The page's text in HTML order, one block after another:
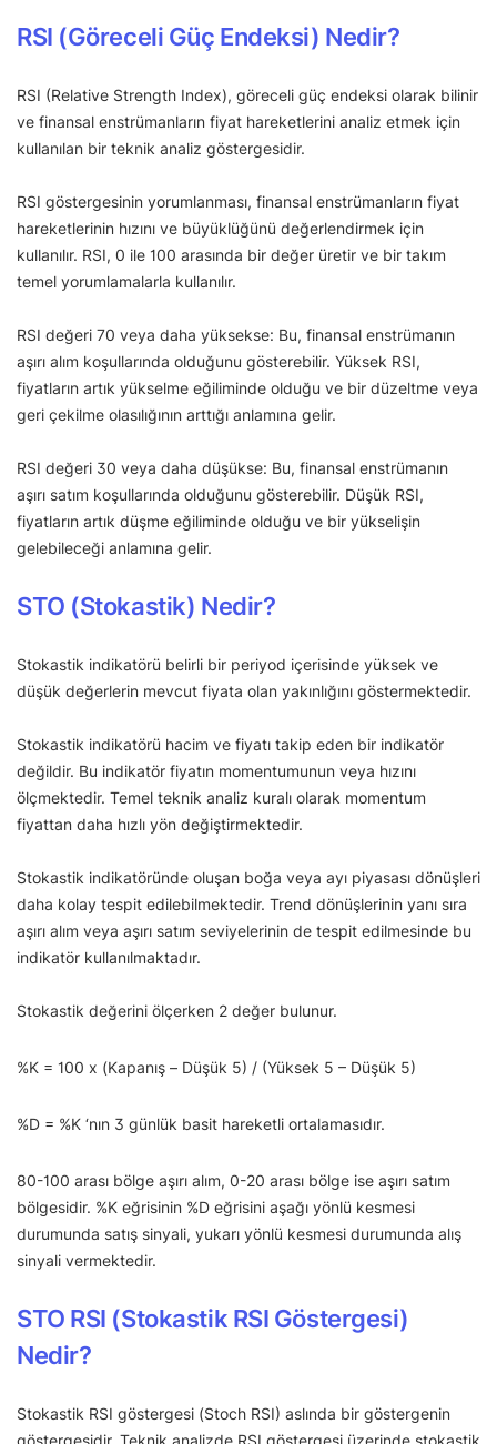
RSI (Göreceli Güç Endeksi) Nedir?
RSI (Relative Strength Index), göreceli güç endeksi olarak bilinir
ve finansal enstrümanların fiyat hareketlerini analiz etmek için
kullanılan bir teknik analiz göstergesidir.
RSI göstergesinin yorumlanması, finansal enstrümanların fiyat
hareketlerinin hızını ve büyüklüğünü değerlendirmek için
kullanılır. RSI, 0 ile 100 arasında bir değer üretir ve bir takım
temel yorumlamalarla kullanılır.
RSI değeri 70 veya daha yüksekse: Bu, finansal enstrümanın
aşırı alım koşullarında olduğunu gösterebilir. Yüksek RSI,
fiyatların artık yükselme eğiliminde olduğu ve bir düzeltme veya
geri çekilme olasılığının arttığı anlamına gelir.
RSI değeri 30 veya daha düşükse: Bu, finansal enstrümanın
aşırı satım koşullarında olduğunu gösterebilir. Düşük RSI,
fiyatların artık düşme eğiliminde olduğu ve bir yükselişin
gelebileceği anlamına gelir.
STO (Stokastik) Nedir?
Stokastik indikatörü belirli bir periyod içerisinde yüksek ve
düşük değerlerin mevcut fiyata olan yakınlığını göstermektedir.
Stokastik indikatörü hacim ve fiyatı takip eden bir indikatör
değildir. Bu indikatör fiyatın momentumunun veya hızını
ölçmektedir. Temel teknik analiz kuralı olarak momentum
fiyattan daha hızlı yön değiştirmektedir.
Stokastik indikatöründe oluşan boğa veya ayı piyasası dönüşleri
daha kolay tespit edilebilmektedir. Trend dönüşlerinin yanı sıra
aşırı alım veya aşırı satım seviyelerinin de tespit edilmesinde bu
indikatör kullanılmaktadır.
Stokastik değerini ölçerken 2 değer bulunur.
%K = 100 x (Kapanış – Düşük 5) / (Yüksek 5 – Düşük 5)
%D = %K ‘nın 3 günlük basit hareketli ortalamasıdır.
80-100 arası bölge aşırı alım, 0-20 arası bölge ise aşırı satım
bölgesidir. %K eğrisinin %D eğrisini aşağı yönlü kesmesi
durumunda satış sinyali, yukarı yönlü kesmesi durumunda alış
sinyali vermektedir.
STO RSI (Stokastik RSI Göstergesi)
Nedir?
Stokastik RSI göstergesi (Stoch RSI) aslında bir göstergenin
göstergesidir. Teknik analizde RSI göstergesi üzerinde stokastik